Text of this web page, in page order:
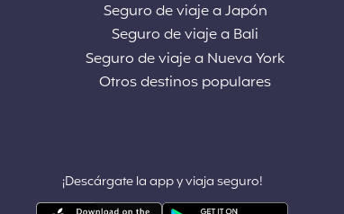
Seguro de viaje a Japón
Seguro de viaje a Bali
Seguro de viaje a Nueva York
Otros destinos populares
¡Descárgate la app y viaja seguro!